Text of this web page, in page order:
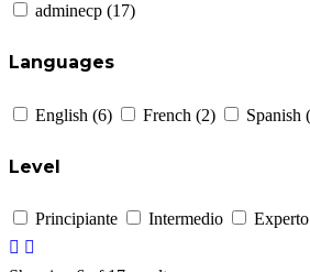
adminecp (17)
Languages
English (6) French (2) Spanish
Level
Principiante Intermedio Experto